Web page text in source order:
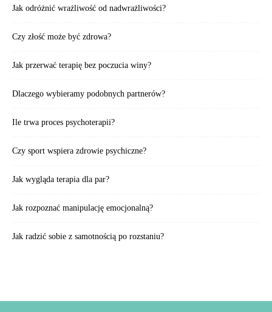
Jak odróżnić wrażliwość od nadwrażliwości?
Czy złość może być zdrowa?
Jak przerwać terapię bez poczucia winy?
Dlaczego wybieramy podobnych partnerów?
Ile trwa proces psychoterapii?
Czy sport wspiera zdrowie psychiczne?
Jak wygląda terapia dla par?
Jak rozpoznać manipulację emocjonalną?
Jak radzić sobie z samotnością po rozstaniu?